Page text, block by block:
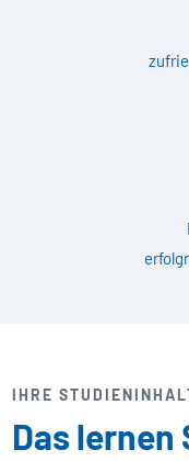
IHRE
Das lernen